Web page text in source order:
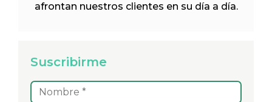
afrontan nuestros clientes en su día a día.
Suscribirme